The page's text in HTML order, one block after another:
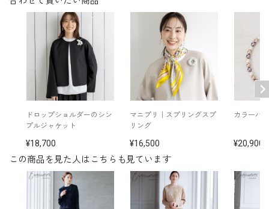
ーを使用する事で、全体のイメージを
すっきりとまとめます。
■両脇ポケット
ふとしたときにさっと小物を入れるこ
とができる便利なポケットを両脇に配
置しています。
素材
裏地：ポリエステル100％
その他
洗濯方法：クリーニング
ポケット付き
後ろファスナー
イヤリング /
5552454-91
バッグ /
5522210-10
※モデル：身長168cm 9号着用
■ベスト（単位:cm）
101.0 52.7 104.0
この商品を見た人はこちらも見ています
ドロップショルダーのシン
プルジャケット
18,700
マニプリ｜スプリングスプ
リング
16,500
カラーパ
20,900